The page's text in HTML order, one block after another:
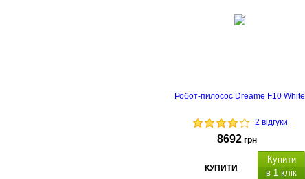
Робот-пилосос Dreame F10 White
2 відгуки
8692 грн
КУПИТИ
Купити
в 1 клік